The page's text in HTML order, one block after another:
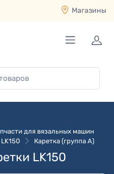
Магазины
для вязальных машин
Каретка (группа A)
LK150